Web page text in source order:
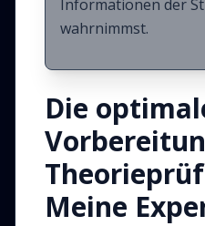
Informationen der
wahrnimmst.
Die
Meine